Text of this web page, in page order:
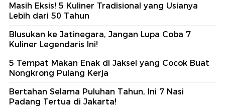
Masih Eksis! 5 Kuliner Tradisional yang Usianya
Lebih dari 50 Tahun
Blusukan ke Jatinegara, Jangan Lupa Coba 7
Kuliner Legendaris Ini!
5 Tempat Makan Enak di Jaksel yang Cocok Buat
Nongkrong Pulang Kerja
Bertahan Selama Puluhan Tahun, Ini 7 Nasi
Padang Tertua di Jakarta!